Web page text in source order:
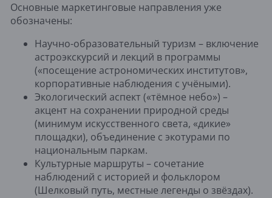
Основные маркетинговые направления уже
обозначены:
Научно-образовательный туризм – включение
астроэкскурсий и лекций в программы
(«посещение астрономических институтов»,
корпоративные наблюдения с учёными).
Экологический аспект («тёмное небо») –
акцент на сохранении природной среды
(минимум искусственного света, «дикие»
площадки), объединение с экотурами по
национальным паркам.
Культурные маршруты – сочетание
наблюдений с историей и фольклором
(Шелковый путь, местные легенды о звёздах).